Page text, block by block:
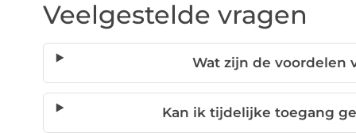
Veelgestelde vragen
Wat zijn de voordelen
Kan ik tijdelijke toegang